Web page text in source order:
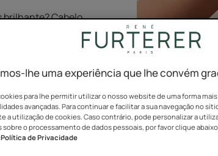
brilhante? Cabelo
uma convicção
um couro
do couro
lhe uma experiência que lhe convém
para lhe permitir utilizar o nosso website de uma forma
avançadas. Para continuar e facilitar a sua navegação no
a utilização de cookies. Caso contrário, pode personalizar a
sobre o processamento de dados pessoais, por favor clique
Política de Privacidade